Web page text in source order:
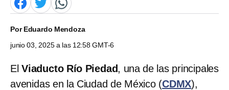
PorEduardo Mendoza
junio 03, 2025 a las 12:58 GMT-6
El Viaducto Río Piedad, una de las principales
avenidas en la Ciudad de México (CDMX),